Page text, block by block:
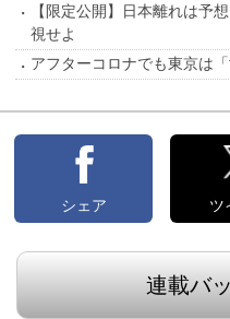
【限定公開】日本離れは予
視せよ
アフターコロナでも東京は
シェア ツ
連載バ